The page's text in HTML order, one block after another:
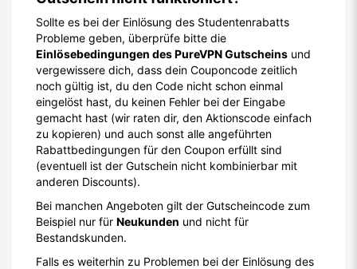
Sollte es bei der Einlösung des Studentenrabatts
Probleme geben, überprüfe bitte die
Einlösebedingungen des PureVPN Gutscheins und
vergewissere dich, dass dein Couponcode zeitlich
noch gültig ist, du den Code nicht schon einmal
eingelöst hast, du keinen Fehler bei der Eingabe
gemacht hast (wir raten dir, den Aktionscode einfach
zu kopieren) und auch sonst alle angeführten
Rabattbedingungen für den Coupon erfüllt sind
(eventuell ist der Gutschein nicht kombinierbar mit
anderen Discounts).
Bei manchen Angeboten gilt der Gutscheincode zum
Beispiel nur für Neukunden und nicht für
Bestandskunden.
Falls es weiterhin zu Problemen bei der Einlösung des